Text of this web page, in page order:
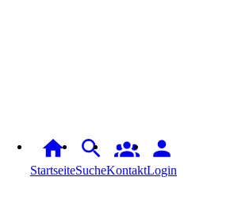
StartseiteSuche Login